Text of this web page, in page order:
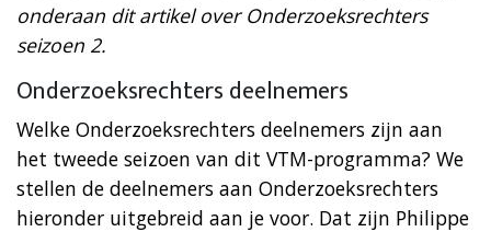
onderaan dit artikel over Onderzoeksrechters
seizoen 2.
Onderzoeksrechters deelnemers
Welke Onderzoeksrechters deelnemers zijn aan
het tweede seizoen van dit VTM-programma? We
stellen de deelnemers aan Onderzoeksrechters
hieronder uitgebreid aan je voor. Dat zijn Philippe